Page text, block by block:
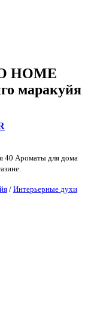
HOME
маракуйя
40 Ароматы для дома
/ Интерьерные духи